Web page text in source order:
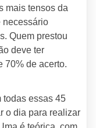
mais tensos da
necessário
Quem prestou
deve ter
70% de acerto.
todas essas 45
o dia para realizar